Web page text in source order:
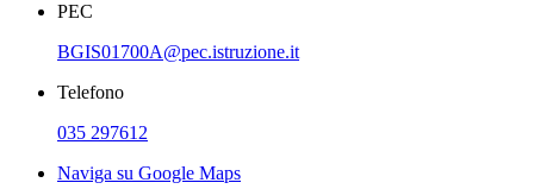
PEC
BGIS01700A@pec.istruzione.it
Telefono
035 297612
Naviga su Google Maps